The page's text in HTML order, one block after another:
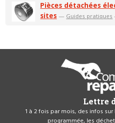
Pièces détachées
sites — Guides pratiques
Lettre
1 à 2 fois par mois, des infos
programmée, les